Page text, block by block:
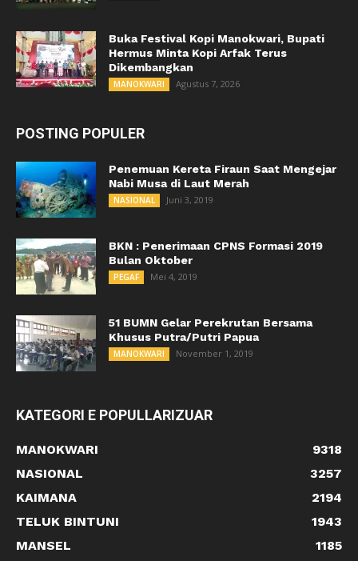
Buka Festival Kopi Manokwari, Bupati
Hermus Minta Kopi Arfak Terus
Dikembangkan
MANOKWARI Agustus 7, 2026
POSTING POPULER
Penemuan Kereta Firaun Saat Mengejar
Nabi Musa di Laut Merah
NASIONAL Juni 3, 2019
BKN : Penerimaan CPNS Formasi 2019
Bulan Oktober
PEGAF Mei 4, 2019
51 BUMN Gelar Perekrutan Bersama
Khusus Putra/Putri Papua
MANOKWARI November 1, 2019
KATEGORI E POPULLARIZUAR
MANOKWARI
9318
NASIONAL
3257
KAIMANA
2194
TELUK BINTUNI
1943
MANSEL
1185